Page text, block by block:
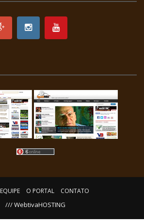
EQUIPE O PORTAL CONTATO
/// WebtivaHOSTING